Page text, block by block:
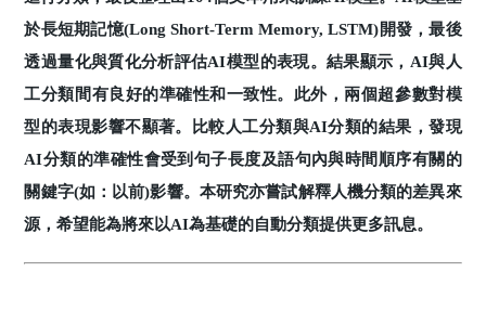
於長短期記憶(Long Short-Term Memory, LSTM)開發，最後
透過量化與質化分析評估AI模型的表現。結果顯示，AI與人
工分類間有良好的準確性和一致性。此外，兩個超參數對模
型的表現影響不顯著。比較人工分類與AI分類的結果，發現
AI分類的準確性會受到句子長度及語句內與時間順序有關的
關鍵字(如：以前)影響。本研究亦嘗試解釋人機分類的差異來
源，希望能為將來以AI為基礎的自動分類提供更多訊息。